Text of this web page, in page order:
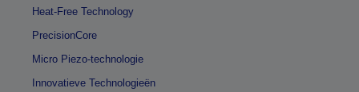
Heat-Free Technology
PrecisionCore
Micro Piezo-technologie
Innovatieve Technologieën